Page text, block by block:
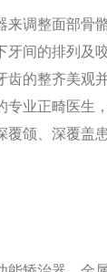
来调整面部骨
牙间的排列及
齿的整齐美观
专业正畸医生
覆颌、深覆盖